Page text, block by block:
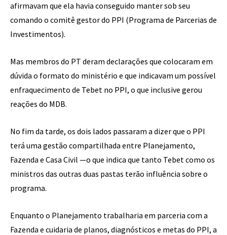
afirmavam que ela havia conseguido manter sob seu
comando o comitê gestor do PPI (Programa de Parcerias de
Investimentos).
Mas membros do PT deram declarações que colocaram em
dúvida o formato do ministério e que indicavam um possível
enfraquecimento de Tebet no PPI, o que inclusive gerou
reações do MDB.
No fim da tarde, os dois lados passaram a dizer que o PPI
terá uma gestão compartilhada entre Planejamento,
Fazenda e Casa Civil —o que indica que tanto Tebet como os
ministros das outras duas pastas terão influência sobre o
programa.
Enquanto o Planejamento trabalharia em parceria com a
Fazenda e cuidaria de planos, diagnósticos e metas do PPI, a